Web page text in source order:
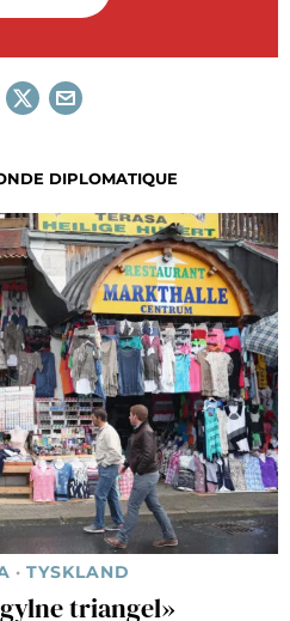
DIPLOMATIQUE
· TYSKLAND
triangel»